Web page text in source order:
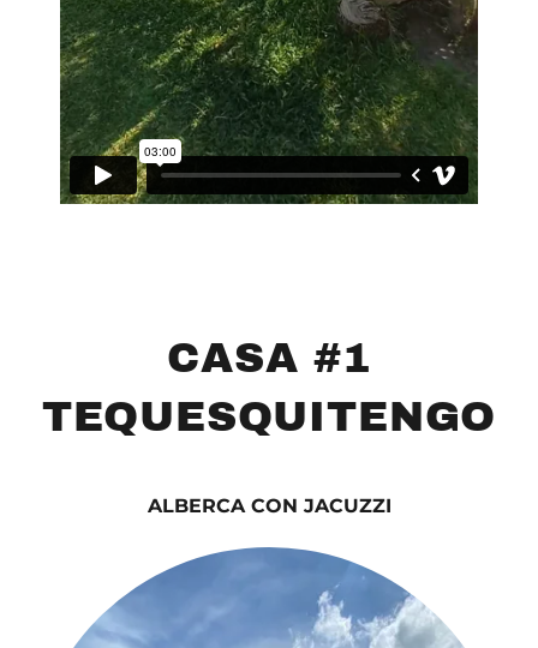
CASA #1
TEQUESQUITENGO
ALBERCA CON JACUZZI